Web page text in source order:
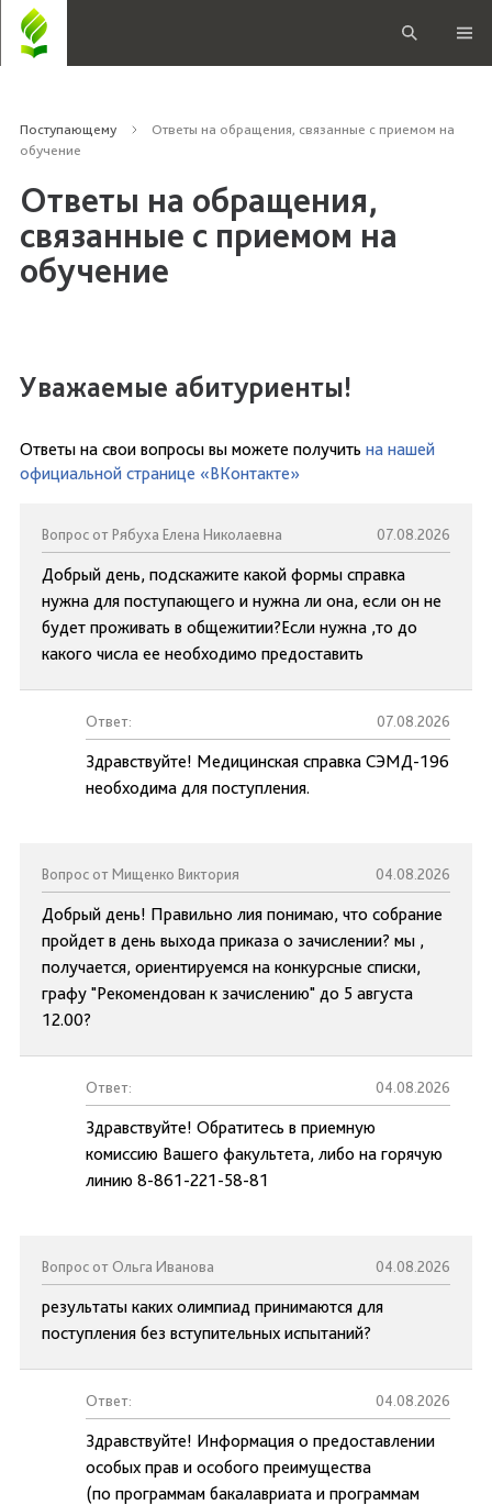
Поступающему
Ответы на обращения, связанные с приемом на
обучение
Ответы на обращения,
связанные с приемом на
обучение
Уважаемые абитуриенты!
Ответы на свои вопросы вы можете получить на нашей
официальной странице «ВКонтакте»
Вопрос от Рябуха Елена Николаевна 07.08.2026
Добрый день, подскажите какой формы справка
нужна для поступающего и нужна ли она, если он не
будет проживать в общежитии?Если нужна ,то до
какого числа ее необходимо предоставить
Ответ: 07.08.2026
Здравствуйте! Медицинская справка СЭМД-196
необходима для поступления.
Вопрос от Мищенко Виктория 04.08.2026
Добрый день! Правильно лия понимаю, что собрание
пройдет в день выхода приказа о зачислении? мы ,
получается, ориентируемся на конкурсные списки,
графу "Рекомендован к зачислению" до 5 августа
12.00?
Ответ: 04.08.2026
Здравствуйте! Обратитесь в приемную
комиссию Вашего факультета, либо на горячую
линию 8-861-221-58-81
Вопрос от Ольга Иванова 04.08.2026
результаты каких олимпиад принимаются для
поступления без вступительных испытаний?
Ответ: 04.08.2026
Здравствуйте! Информация о предоставлении
особых прав и особого преимущества
(по программам бакалавриата и программам